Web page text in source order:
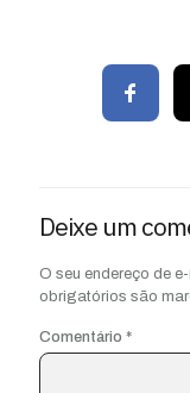
Deixe um
O seu endereço de
obrigatórios são
Comentário *